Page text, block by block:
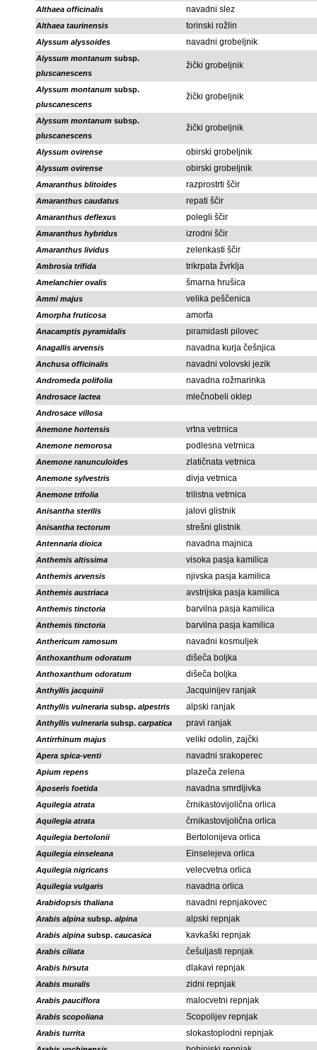
Althaea officinalis navadni slez
Althaea taurinensis torinski rožlin
Alyssum alyssoides navadni grobeljnik
Alyssum montanum subsp.
pluscanescens
žički grobeljnik
Alyssum montanum subsp.
pluscanescens
žički grobeljnik
Alyssum montanum subsp.
pluscanescens
žički grobeljnik
Alyssum ovirense obirski grobeljnik
Alyssum ovirense obirski grobeljnik
Amaranthus blitoides razprostrti ščir
Amaranthus caudatus repati ščir
Amaranthus deflexus polegli ščir
Amaranthus hybridus izrodni ščir
Amaranthus lividus zelenkasti ščir
Ambrosia trifida trikrpata žvrklja
Amelanchier ovalis šmarna hrušica
Ammi majus velika peščenica
Amorpha fruticosa amorfa
Anacamptis pyramidalis piramidasti pilovec
Anagallis arvensis navadna kurja češnjica
Anchusa officinalis navadni volovski jezik
Andromeda polifolia navadna rožmarinka
Androsace lactea mlečnobeli oklep
Androsace villosa
Anemone hortensis
vrtna vetrnica
Anemone nemorosa podlesna vetrnica
Anemone ranunculoides zlatičnata vetrnica
Anemone sylvestris divja vetrnica
Anemone trifolia trilistna vetrnica
Anisantha sterilis jalovi glistnik
Anisantha tectorum strešni glistnik
Antennaria dioica navadna majnica
Anthemis altissima visoka pasja kamilica
Anthemis arvensis njivska pasja kamilica
Anthemis austriaca avstrijska pasja kamilica
Anthemis tinctoria barvilna pasja kamilica
Anthemis tinctoria barvilna pasja kamilica
Anthericum ramosum navadni kosmuljek
Anthoxanthum odoratum dišeča boljka
Anthoxanthum odoratum dišeča boljka
Anthyllis jacquinii Jacquinijev ranjak
Anthyllis vulneraria subsp. alpestris alpski ranjak
Anthyllis vulneraria subsp. carpatica pravi ranjak
Antirrhinum majus veliki odolin, zajčki
Apera spica-venti navadni srakoperec
Apium repens plazeča zelena
Aposeris foetida navadna smrdljivka
Aquilegia atrata črnikastovijolična orlica
Aquilegia atrata črnikastovijolična orlica
Aquilegia bertolonii Bertolonijeva orlica
Aquilegia einseleana Einselejeva orlica
Aquilegia nigricans velecvetna orlica
Aquilegia vulgaris navadna orlica
Arabidopsis thaliana navadni repnjakovec
Arabis alpina subsp. alpina alpski repnjak
Arabis alpina subsp. caucasica kavkaški repnjak
Arabis ciliata češuljasti repnjak
Arabis hirsuta dlakavi repnjak
Arabis muralis zidni repnjak
Arabis pauciflora malocvetni repnjak
Arabis scopoliana Scopolijev repnjak
Arabis turrita slokastoplodni repnjak